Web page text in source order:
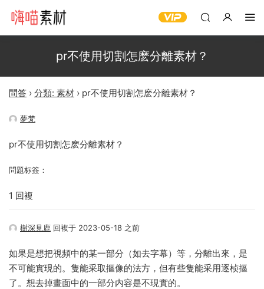
pr不使用切割怎麽分離素材？
問答 › 分類: 素材 › pr不使用切割怎麽分離素材？
夢梵
pr不使用切割怎麽分離素材？
問題标簽：
1 回複
樹深見鹿 回複于 2023-05-18 之前
如果是想把視頻中的某一部分（如去字幕）等，分離出來，是
不可能實現的。隻能采取摳像的法方，但有些隻能采用逐桢摳
了。想去掉畫面中的一部分内容是不現實的。